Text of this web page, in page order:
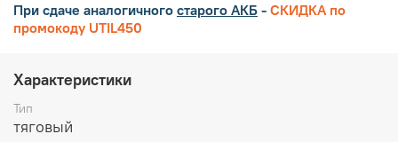
При сдаче аналогичного старого АКБ - СКИДКА по
промокоду UTIL450
Характеристики
Тип
тяговый